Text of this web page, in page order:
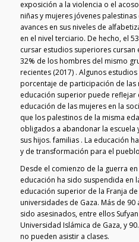
exposición a la violencia o el
niñas y mujeres jóvenes
avances en sus niveles de
en el nivel terciario. De hecho, el
cursar estudios superiores
32% de los hombres del mismo
recientes (2017) . Algunos
porcentaje de participación de las
educación superior puede reflejar
educación de las mujeres en la
que los palestinos de la misma
obligados a abandonar la escuela
sus hijos. familias . La educación
y de transformación para el
Desde el comienzo de la guerra
educación ha sido suspendida en
educación superior de la Franja
universidades de Gaza. Más de
sido asesinados, entre ellos
Universidad Islámica de Gaza, y
no pueden asistir a clases.